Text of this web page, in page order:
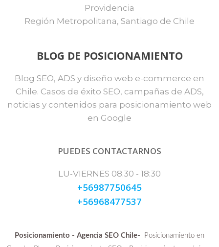
Providencia
Región Metropolitana, Santiago de Chile
BLOG DE POSICIONAMIENTO
Blog SEO, ADS y diseño web e-commerce en
Chile. Casos de éxito SEO, campañas de ADS,
noticias y contenidos para posicionamiento web
en Google
PUEDES CONTACTARNOS
LU-VIERNES 08.30 - 18:30
+56987750645
+56968477537
Posicionamiento - Agencia SEO Chile-
Posicionamiento en